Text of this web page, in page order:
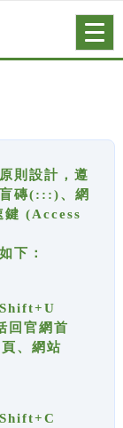
則設計，遵
磚(:::)、網
(Access
下：
回官網首
、網站